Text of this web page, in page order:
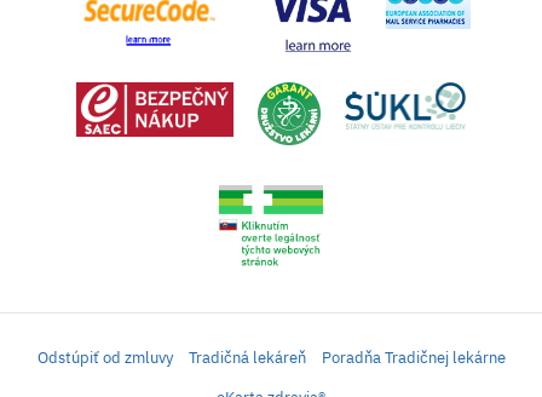
Odstúpiť od zmluvy Tradičná lekáreň
Poradňa Tradičnej lekárne